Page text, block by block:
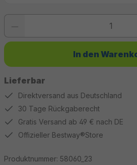
Lieferbar
Produkt Anzahl: Gib den gewünschten Wert
In den
Direktversand aus Deutschland
30 Tage Rückgaberecht
Gratis Versand ab 49 € nach DE
Offizieller Bestway®Store
Produktnummer: 58060_23